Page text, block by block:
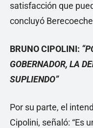
satisfacción que
concluyó
BRUNO CIPOLINI:
GOBERNADOR, LA
SUPLIENDO”
Por su parte, el
Cipolini, señaló: “Es